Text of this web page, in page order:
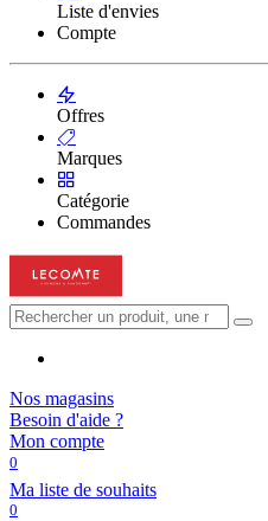
Liste d'envies
Compte
Offres
Marques
Catégorie
Commandes
Nos magasins
Besoin d'aide ?
Mon compte
0
Ma liste de souhaits
0